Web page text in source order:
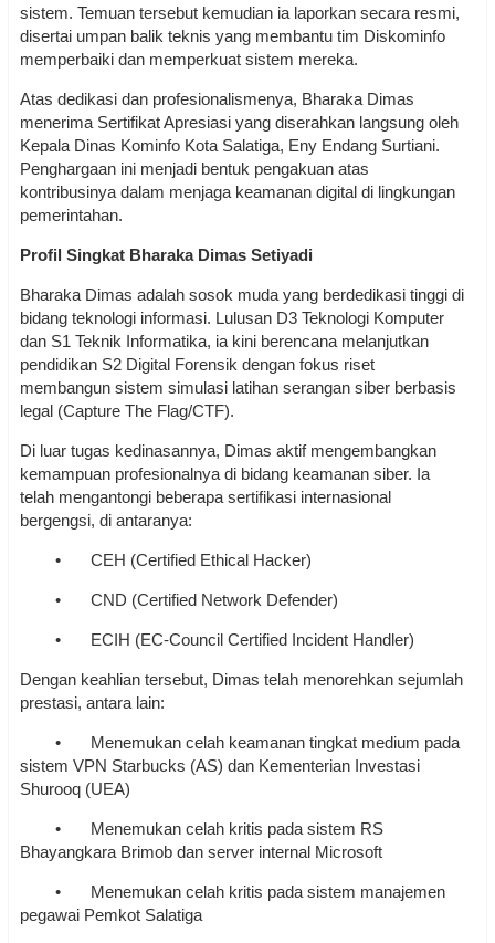
sistem. Temuan tersebut kemudian ia laporkan secara resmi,
disertai umpan balik teknis yang membantu tim Diskominfo
memperbaiki dan memperkuat sistem mereka.
Atas dedikasi dan profesionalismenya, Bharaka Dimas
menerima Sertifikat Apresiasi yang diserahkan langsung oleh
Kepala Dinas Kominfo Kota Salatiga, Eny Endang Surtiani.
Penghargaan ini menjadi bentuk pengakuan atas
kontribusinya dalam menjaga keamanan digital di lingkungan
pemerintahan.
Profil Singkat Bharaka Dimas Setiyadi
Bharaka Dimas adalah sosok muda yang berdedikasi tinggi di
bidang teknologi informasi. Lulusan D3 Teknologi Komputer
dan S1 Teknik Informatika, ia kini berencana melanjutkan
pendidikan S2 Digital Forensik dengan fokus riset
membangun sistem simulasi latihan serangan siber berbasis
legal (Capture The Flag/CTF).
Di luar tugas kedinasannya, Dimas aktif mengembangkan
kemampuan profesionalnya di bidang keamanan siber. Ia
telah mengantongi beberapa sertifikasi internasional
bergengsi, di antaranya:
• CEH (Certified Ethical Hacker)
• CND (Certified Network Defender)
• ECIH (EC-Council Certified Incident Handler)
Dengan keahlian tersebut, Dimas telah menorehkan sejumlah
prestasi, antara lain:
•
Menemukan celah keamanan tingkat medium pada
sistem VPN Starbucks (AS) dan Kementerian Investasi
Shurooq (UEA)
•
Menemukan celah kritis pada sistem RS
Bhayangkara Brimob dan server internal Microsoft
•
Menemukan celah kritis pada sistem manajemen
pegawai Pemkot Salatiga